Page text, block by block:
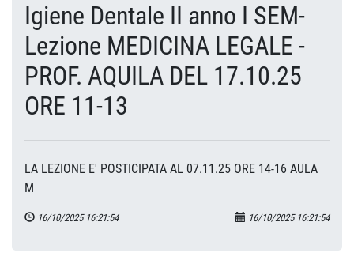
Igiene Dentale II anno I SEM-
Lezione MEDICINA LEGALE -
PROF. AQUILA DEL 17.10.25
ORE 11-13
LA LEZIONE E' POSTICIPATA AL 07.11.25 ORE 14-16 AULA
M
16/10/2025 16:21:54 16/10/2025 16:21:54